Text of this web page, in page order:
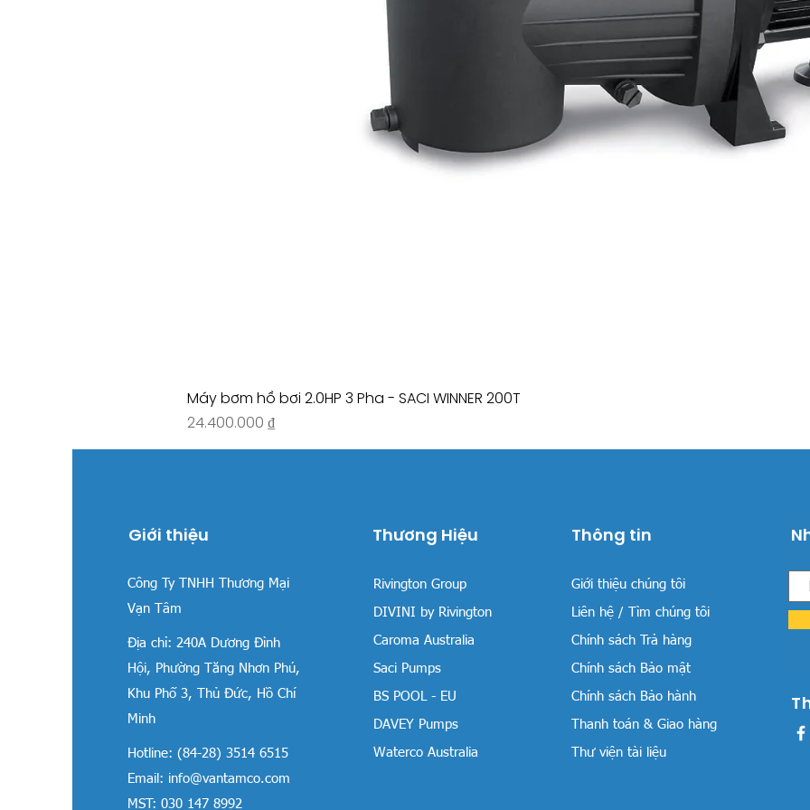
Máy bơm hồ bơi 2.0HP 3 Pha - SACI WINNER 200T
Giá
24.400.000 ₫
Giới thiệu
Công Ty TNHH Thương Mại
Vạn Tâm
Địa chỉ:240A Dương Đình
Hội, Phường Tăng Nhơn Phú,
Khu Phố 3, Thủ Đức, Hồ Chí
Minh
Hotline: (84-28) 3514 6515
Email: info@vantamco.com
MST: 030 147 8992
Thương Hiệu
Rivington Group
DIVINI by Rivington
Caroma Australia
Saci Pumps
BS POOL - EU
DAVEY Pumps
Waterco Australia
Thông tin
Giới thiệu chúng tôi
Liên hệ / Tìm chúng tôi
Chính sách Trả hàng
Chính sách Bảo mật
Chính sách Bảo hành
Thanh toán & Giao hàng
Thư viện tài liệu